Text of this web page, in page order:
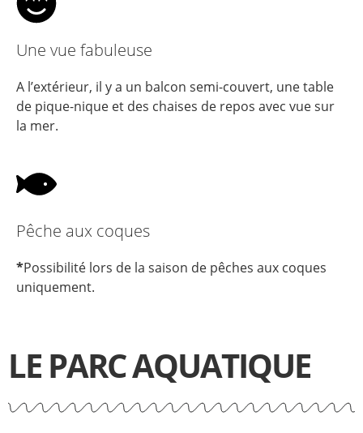
Une vue fabuleuse
A l’extérieur, il y a un balcon semi-couvert, une table
de pique-nique et des chaises de repos avec vue sur
la mer.
Pêche aux coques
*Possibilité lors de la saison de pêches aux coques
uniquement.
LE PARC AQUATIQUE